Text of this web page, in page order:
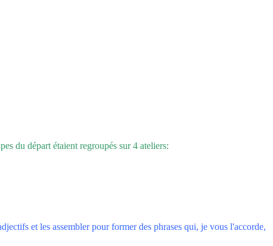
du départ étaient regroupés sur 4 ateliers:
et les assembler pour former des phrases qui, je vous l'accorde,